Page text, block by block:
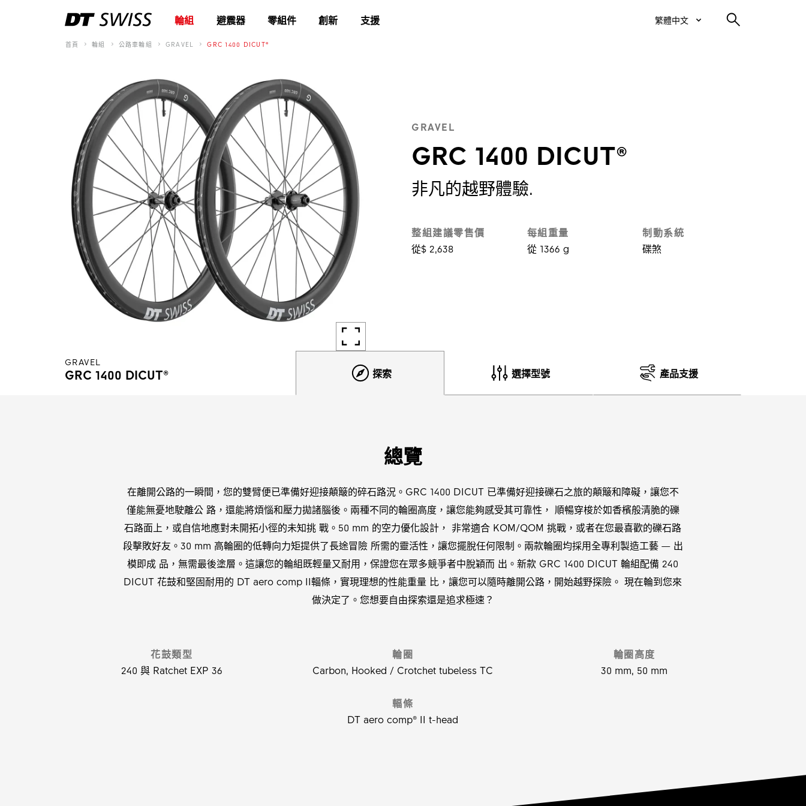
輪組 避震器 零組件 創新 支援 繁體中文
首頁 輪組 公路車輪組 GRAVEL GRC 1400 DICUT®
GRAVEL
GRC 1400 DICUT®
非凡的越野體驗.
整組建議零售價
從$ 2,638
每組重量
從 1366 g
制動系統
碟煞
GRAVEL
GRC 1400 DICUT® 探索 選擇型號 產品支援
總覽
在離開公路的一瞬間，您的雙臂便已準備好迎接顛簸的碎石路況。GRC 1400 DICUT 已準備好迎接礫石之旅的顛簸和障礙，讓您不
僅能無憂地駛離公 路，還能將煩惱和壓力拋諸腦後。兩種不同的輪圈高度，讓您能夠感受其可靠性， 順暢穿梭於如香檳般清脆的礫
石路面上，或自信地應對未開拓小徑的未知挑 戰。50 mm 的空力優化設計， 非常適合 KOM/QOM 挑戰，或者在您最喜歡的礫石路
段擊敗好友。30 mm 高輪圈的低轉向力矩提供了長途冒險 所需的靈活性，讓您擺脫任何限制。兩款輪圈均採用全專利製造工藝 — 出
模即成 品，無需最後塗層。這讓您的輪組既輕量又耐用，保證您在眾多競爭者中脫穎而 出。新款 GRC 1400 DICUT 輪組配備 240
DICUT 花鼓和堅固耐用的 DT aero comp II輻條，實現理想的性能重量 比，讓您可以隨時離開公路，開始越野探險。 現在輪到您來
做決定了。您想要自由探索還是追求極速？
花鼓類型
240 與 Ratchet EXP 36
輪圈
Carbon, Hooked / Crotchet tubeless TC
輪圈高度
30 mm, 50 mm
輻條
DT aero comp® II t-head